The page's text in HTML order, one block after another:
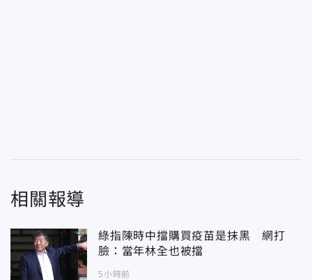
相關報導
綠指陳時中擋購買疫苗是抹黑 網打
臉：當年林全也被擋
5小時前